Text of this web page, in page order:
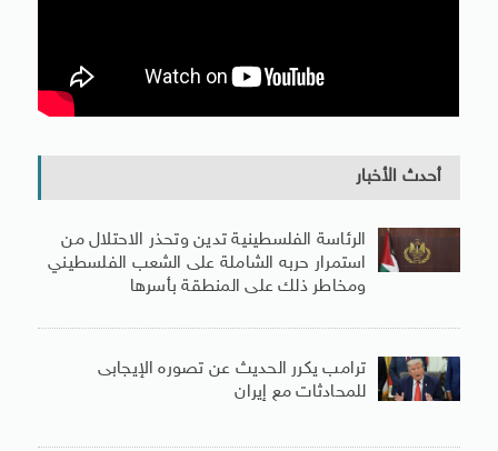
أحدث الأخبار
الرئاسة الفلسطينية تدين وتحذر الاحتلال من
استمرار حربه الشاملة على الشعب الفلسطيني
ومخاطر ذلك على المنطقة بأسرها
ترامب يكرر الحديث عن تصوره الإيجابى
للمحادثات مع إيران